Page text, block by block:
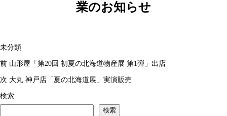
業のお知らせ
カ
テ
ゴ
リ
未分類
投
稿
ナ
前
の
投
前 山形屋「第20回 初夏の北海道物産展 第1弾」出店
次
の
次 大丸 神戸店「夏の北海道展」実演販売
検索
検索